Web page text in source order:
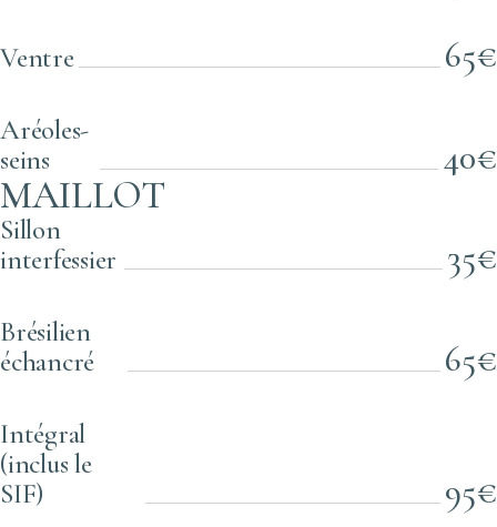
Ventre 65€
Aréoles-
seins
40€
MAILLOT
Sillon
interfessier
35€
Brésilien
échancré
65€
Intégral
(inclus le
SIF)
95€